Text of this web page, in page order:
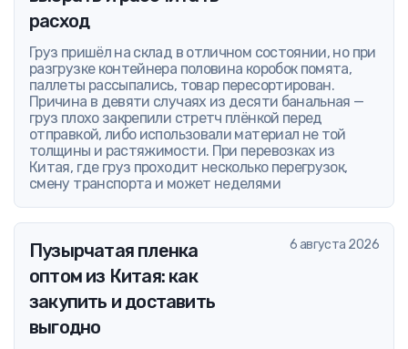
расход
Груз пришёл на склад в отличном состоянии, но при
разгрузке контейнера половина коробок помята,
паллеты рассыпались, товар пересортирован.
Причина в девяти случаях из десяти банальная —
груз плохо закрепили стретч плёнкой перед
отправкой, либо использовали материал не той
толщины и растяжимости. При перевозках из
Китая, где груз проходит несколько перегрузок,
смену транспорта и может неделями
Пузырчатая пленка
оптом из Китая: как
закупить и доставить
выгодно
6 августа 2026